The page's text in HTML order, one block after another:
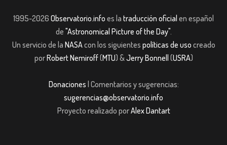
1995-2026 Observatorio.info es la traducción oficial en español
de "Astronomical Picture of the Day".
Un servicio de la NASAcon los siguientes políticas de uso creado
porRobert Nemiroff(MTU) &Jerry Bonnell (USRA)
Donaciones | Comentarios y sugerencias:
sugerencias@observatorio.info
Proyecto realizado porAlex Dantart